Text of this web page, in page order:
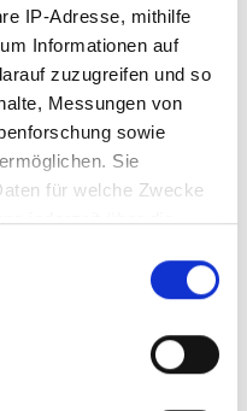
IP-Adresse, mithilfe
Informationen auf
zuzugreifen und so
Messungen von
sowie
Sie
für welche Zwecke
jederzeit über die
Lage